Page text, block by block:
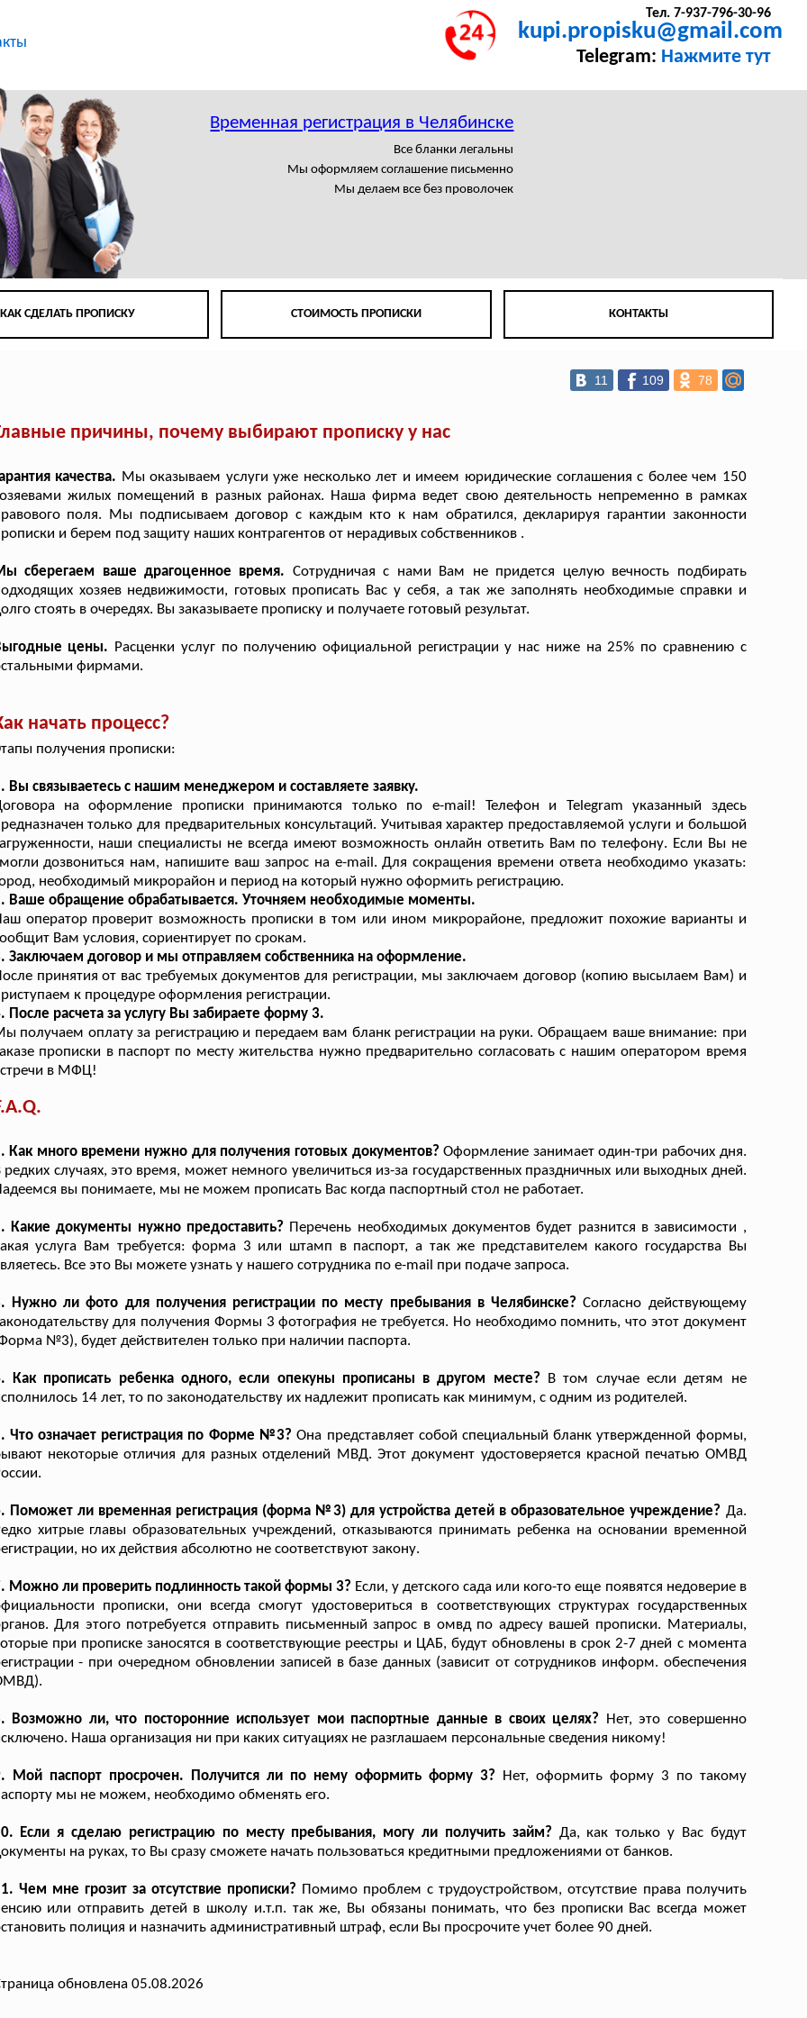
Тел. 7-937-796-30-96
kupi.propisku@gmail.com
Telegram: Нажмите тут
Временная регистрация в Челябинске
Все бланки легальны
Мы оформляем соглашение письменно
Мы делаем все без проволочек
КАК СДЕЛАТЬ ПРОПИСКУ СТОИМОСТЬ ПРОПИСКИ КОНТАКТЫ
11 109 78
причины, почему выбирают прописку у нас
качества. Мы оказываем услуги уже несколько лет и имеем юридические соглашения с более чем 150
жилых помещений в разных районах. Наша фирма ведет свою деятельность непременно в рамках
поля. Мы подписываем договор с каждым кто к нам обратился, декларируя гарантии законности
и берем под защиту наших контрагентов от нерадивых собственников .
сберегаем ваше драгоценное время. Сотрудничая с нами Вам не придется целую вечность подбирать
хозяев недвижимости, готовых прописать Вас у себя, а так же заполнять необходимые справки и
стоять в очередях. Вы заказываете прописку и получаете готовый результат.
цены. Расценки услуг по получению официальной регистрации у нас ниже на 25% по сравнению с
фирмами.
начать процесс?
получения прописки:
Вы связываетесь с нашим менеджером и составляете заявку.
на оформление прописки принимаются только по e-mail! Телефон и Telegram указанный здесь
только для предварительных консультаций. Учитывая характер предоставляемой услуги и большой
наши специалисты не всегда имеют возможность онлайн ответить Вам по телефону. Если Вы не
дозвониться нам, напишите ваш запрос на e-mail. Для сокращения времени ответа необходимо указать:
необходимый микрорайон и период на который нужно оформить регистрацию.
Ваше обращение обрабатывается. Уточняем необходимые моменты.
оператор проверит возможность прописки в том или ином микрорайоне, предложит похожие варианты и
Вам условия, сориентирует по срокам.
Заключаем договор и мы отправляем собственника на оформление.
принятия от вас требуемых документов для регистрации, мы заключаем договор (копию высылаем Вам) и
к процедуре оформления регистрации.
После расчета за услугу Вы забираете форму 3.
получаем оплату за регистрацию и передаем вам бланк регистрации на руки. Обращаем ваше внимание: при
прописки в паспорт по месту жительства нужно предварительно согласовать с нашим оператором время
в МФЦ!
Как много времени нужно для получения готовых документов? Оформление занимает один-три рабочих дня.
редких случаях, это время, может немного увеличиться из-за государственных праздничных или выходных дней.
вы понимаете, мы не можем прописать Вас когда паспортный стол не работает.
Какие документы нужно предоставить? Перечень необходимых документов будет разнится в зависимости ,
услуга Вам требуется: форма 3 или штамп в паспорт, а так же представителем какого государства Вы
Все это Вы можете узнать у нашего сотрудника по e-mail при подаче запроса.
Нужно ли фото для получения регистрации по месту пребывания в Челябинске? Согласно действующему
для получения Формы 3 фотография не требуется. Но необходимо помнить, что этот документ
№3), будет действителен только при наличии паспорта.
Как прописать ребенка одного, если опекуны прописаны в другом месте? В том случае если детям не
14 лет, то по законодательству их надлежит прописать как минимум, с одним из родителей.
Что означает регистрация по Форме №3? Она представляет собой специальный бланк утвержденной формы,
некоторые отличия для разных отделений МВД. Этот документ удостоверяется красной печатью ОМВД
Поможет ли временная регистрация (форма №3) для устройства детей в образовательное учреждение? Да.
хитрые главы образовательных учреждений, отказываются принимать ребенка на основании временной
но их действия абсолютно не соответствуют закону.
Можно ли проверить подлинность такой формы 3? Если, у детского сада или кого-то еще появятся недоверие в
прописки, они всегда смогут удостовериться в соответствующих структурах государственных
Для этого потребуется отправить письменный запрос в омвд по адресу вашей прописки. Материалы,
при прописке заносятся в соответствующие реестры и ЦАБ, будут обновлены в срок 2-7 дней с момента
- при очередном обновлении записей в базе данных (зависит от сотрудников информ. обеспечения
Возможно ли, что посторонние использует мои паспортные данные в своих целях? Нет, это совершенно
Наша организация ни при каких ситуациях не разглашаем персональные сведения никому!
Мой паспорт просрочен. Получится ли по нему оформить форму 3? Нет, оформить форму 3 по такому
мы не можем, необходимо обменять его.
Если я сделаю регистрацию по месту пребывания, могу ли получить займ? Да, как только у Вас будут
на руках, то Вы сразу сможете начать пользоваться кредитными предложениями от банков.
Чем мне грозит за отсутствие прописки? Помимо проблем с трудоустройством, отсутствие права получить
или отправить детей в школу и.т.п. так же, Вы обязаны понимать, что без прописки Вас всегда может
полиция и назначить административный штраф, если Вы просрочите учет более 90 дней.
обновлена 05.08.2026